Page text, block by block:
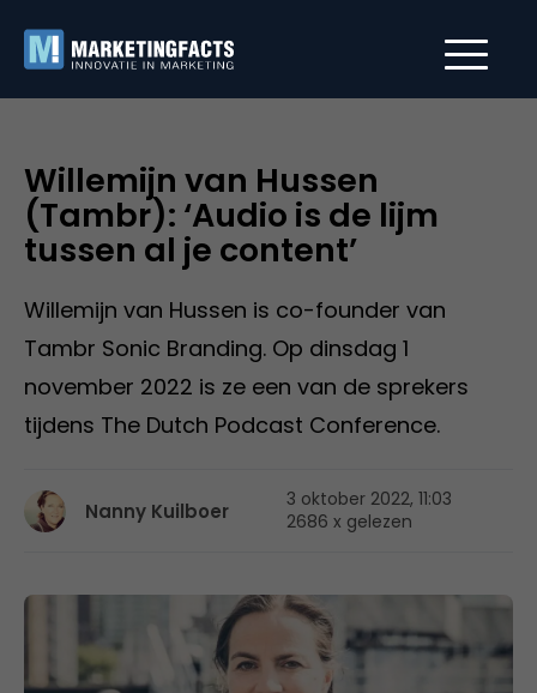
Willemijn van Hussen
(Tambr): ‘Audio is de lijm
tussen al je content’
Willemijn van Hussen is co-founder van
Tambr Sonic Branding. Op dinsdag 1
november 2022 is ze een van de sprekers
tijdens The Dutch Podcast Conference.
Nanny Kuilboer
3 oktober 2022, 11:03
2686 x gelezen